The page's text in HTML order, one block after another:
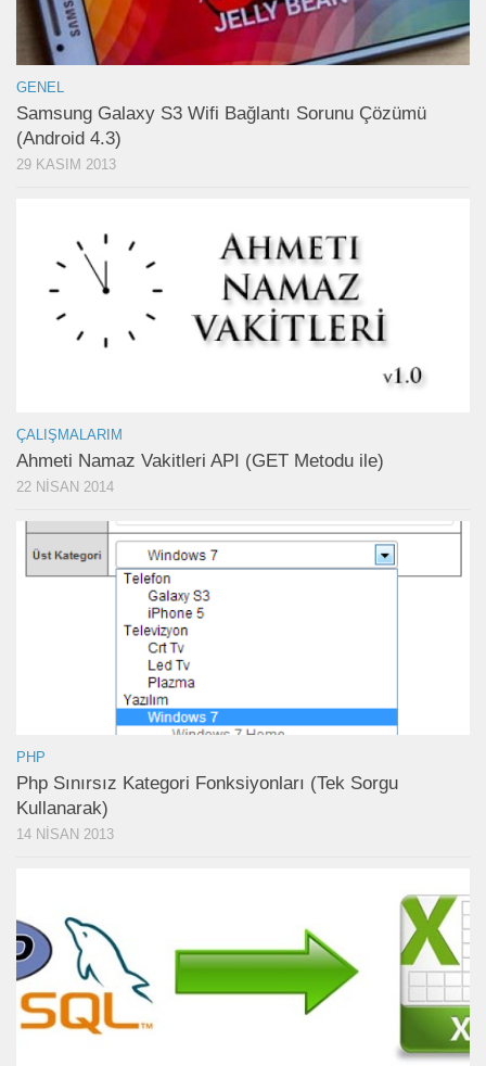
GENEL
Samsung Galaxy S3 Wifi Bağlantı Sorunu Çözümü
(Android 4.3)
29 KASIM 2013
ÇALIŞMALARIM
Ahmeti Namaz Vakitleri API (GET Metodu ile)
22 NISAN 2014
PHP
Php Sınırsız Kategori Fonksiyonları (Tek Sorgu
Kullanarak)
14 NISAN 2013